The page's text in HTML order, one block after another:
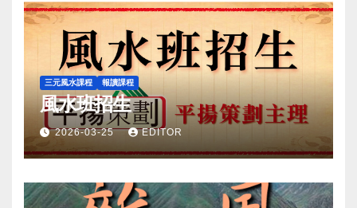
三元風水課程 報讀課程
風水班招生
2026-03-25 EDITOR